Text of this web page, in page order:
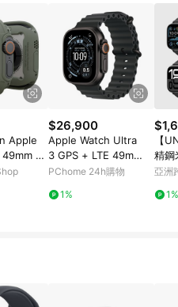
Apple
Q
保護殼
商直送
$26,900
Apple Watch Ultra
3 GPS + LTE 49m
m 黑色鈦 錶殼搭配黑
PChome 24h購物
1%
【
精鋼
亞洲
1%